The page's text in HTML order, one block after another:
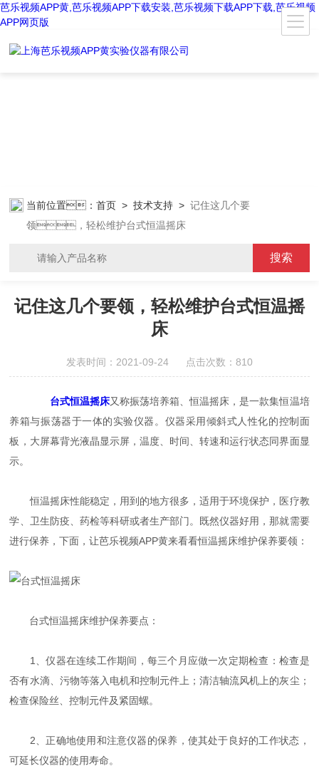
芭乐视频APP黄,芭乐视频APP下载安装,芭乐视频下载APP下载,芭乐视频
APP网页版
当前位置：首页 >技术支持 >记住这几个要
领，轻松维护台式恒温摇床
记住这几个要领，轻松维护台式恒温摇
床
发表时间：2021-09-24 点击次数：810
台式恒温摇床又称振荡培养箱、恒温摇床，是一款集恒温培
养箱与振荡器于一体的实验仪器。仪器采用倾斜式人性化的控制面
板，大屏幕背光液晶显示屏，温度、时间、转速和运行状态同界面显
示。
恒温摇床性能稳定，用到的地方很多，适用于环境保护，医疗教
学、卫生防疫、药检等科研或者生产部门。既然仪器好用，那就需要
进行保养，下面，让芭乐视频APP黄来看看恒温摇床维护保养要领：
台式恒温摇床维护保养要点：
1、仪器在连续工作期间，每三个月应做一次定期检查：检查是
否有水滴、污物等落入电机和控制元件上；清洁轴流风机上的灰尘；
检查保险丝、控制元件及紧固螺。
2、正确地使用和注意仪器的保养，使其处于良好的工作状态，
可延长仪器的使用寿命。